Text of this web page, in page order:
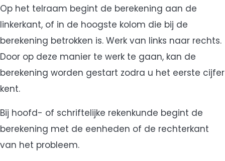
Op het telraam begint de berekening aan de
linkerkant, of in de hoogste kolom die bij de
berekening betrokken is. Werk van links naar rechts.
Door op deze manier te werk te gaan, kan de
berekening worden gestart zodra u het eerste cijfer
kent.
Bij hoofd- of schriftelijke rekenkunde begint de
berekening met de eenheden of de rechterkant
van het probleem.